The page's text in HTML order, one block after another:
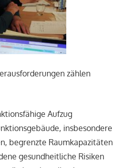
zählen
Aufzug
insbesondere
begrenzte Raumkapazitäten
gesundheitliche Risiken